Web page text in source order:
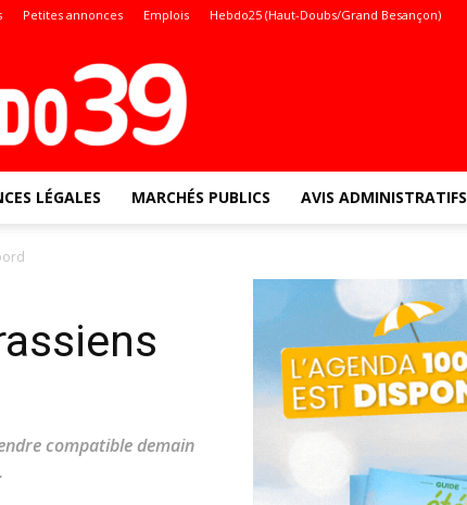
Petites annonces Emplois Hebdo25 (Haut-Doubs/Grand Besançon)
LÉGALES MARCHÉS PUBLICS AVIS ADMINISTRATIFS
compatible demain